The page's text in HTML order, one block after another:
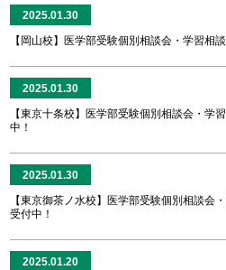
2025.01.30
【岡山校】医学部受験個別相談会・学習相
2025.01.30
【東京十条校】医学部受験個別相談会・学
中！
2025.01.30
【東京御茶ノ水校】医学部受験個別相談会
受付中！
2025.01.20